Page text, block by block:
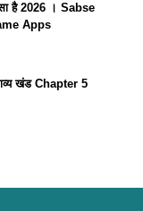
है 2026 । Sabse
Apps
खंड Chapter 5